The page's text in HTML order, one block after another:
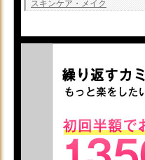
スキンケア・メイク